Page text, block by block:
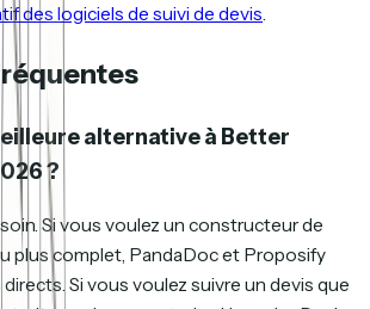
des logiciels de suivi de devis
alternative à Better
?
Si vous voulez un constructeur de
plus complet, PandaDoc et Proposify
Si vous voulez suivre un devis que